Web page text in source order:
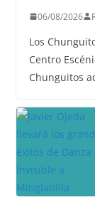
06/08/2026
Los
Centro
Chunguitos